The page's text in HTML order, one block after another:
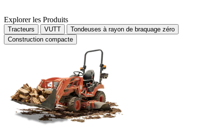
Explorer les Produits
Tracteurs VUTT
Tondeuses à rayon de braquage zéro
Construction compacte